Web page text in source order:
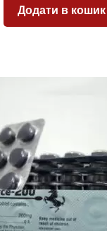
Додати в кошик